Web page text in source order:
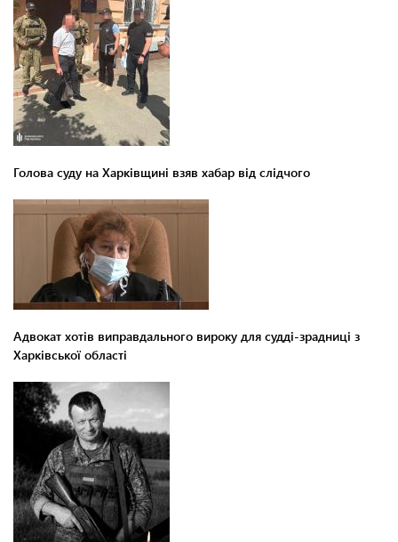
Голова суду на Харківщині взяв хабар від слідчого
Адвокат хотів виправдального вироку для судді-зрадниці з
Харківської області